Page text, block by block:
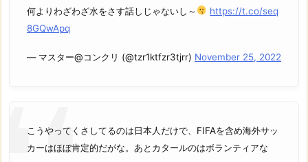
何よりわざわざ水をさす話しじゃないし～
https://t.co/seq
8GQwApq
— マスター@コンクリ (@tzr1ktfzr3tjrr) November 25, 2022
こうやってくさしてるのは日本人だけで、FIFAを含め海外サッ
カーはほぼ肯定的だがな。あとカタールのはボランティアな